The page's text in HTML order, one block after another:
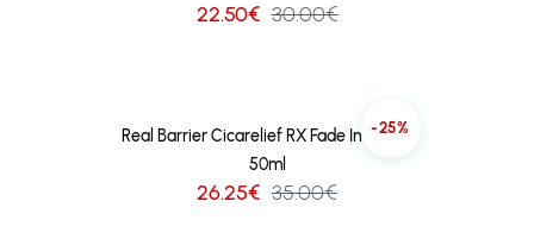
22.50€ 30.00€
-25%
Real Barrier Cicarelief RX Fade In Serum
50ml
26.25€ 35.00€